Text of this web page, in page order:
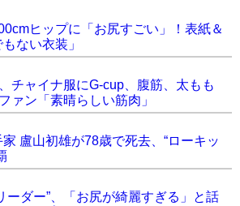
ヒップに「お尻すごい」！表紙＆
ない衣装」
チャイナ服にG-cup、腹筋、太もも
ァン「素晴らしい筋肉」
家 盧山初雄が78歳で死去、“ローキッ
ーダー”、「お尻が綺麗すぎる」と話